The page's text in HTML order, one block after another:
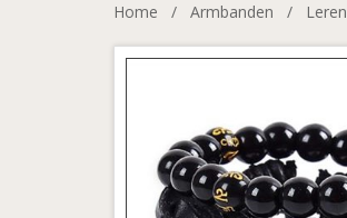
Home / Armbanden /